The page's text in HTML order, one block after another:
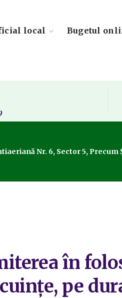
local Bugetul
Nr. 6, Sector 5,
în
pe